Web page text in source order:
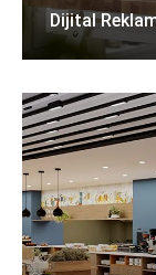
Dijital